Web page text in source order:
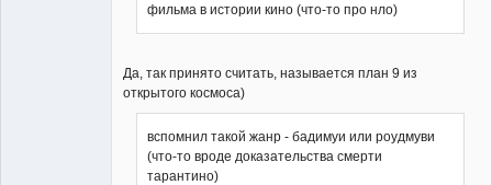
фильма в истории кино (что-то про нло)
Да, так принято считать, называется план 9 из
открытого космоса)
вспомнил такой жанр - бадимуи или роудмуви
(что-то вроде доказательства смерти
тарантино)